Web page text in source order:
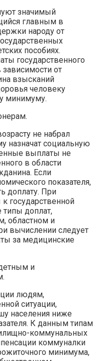
значимый
главным в
народу от
пособиях.
государственного
от
взысканий
человеку
минимуму.
не набрал
назначат социальную
выплаты не
в области
Если
показателя,
доплату. При
государственной
доплат,
областном и
вычислении следует
за медицинские
и
людям,
ситуации,
населения ниже
К данным типам
коммунальных
коммуналки
минимума,